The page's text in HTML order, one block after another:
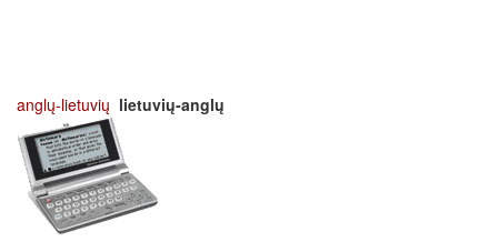
anglų-lietuvių lietuvių-anglų